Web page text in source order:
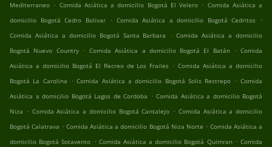
Mediterraneo . Comida Asiática a domicilio Bogotá El Velero . Comida Asiática a
domicilio Bogotá Cedro Bolivar
. Comida Asiática a domicilio Bogotá Cedritos
.
Comida Asiática a domicilio Bogotá Santa Barbara
. Comida Asiática a domicilio
Bogotá Nuevo Country
. Comida Asiática a domicilio Bogotá El Batán . Comida
Asiática a domicilio Bogotá El Recreo de Los Frailes . Comida Asiática a domicilio
Bogotá La Carolina . Comida Asiática a domicilio Bogotá Solis Restrepo . Comida
Asiática a domicilio Bogotá Lagos de Cordoba . Comida Asiática a domicilio Bogotá
Niza . Comida Asiática a domicilio Bogotá Cantalejo . Comida Asiática a domicilio
Bogotá Calatrava . Comida Asiática a domicilio Bogotá Niza Norte . Comida Asiática a
domicilio Bogotá Sotavento . Comida Asiática a domicilio Bogotá Quimran . Comida